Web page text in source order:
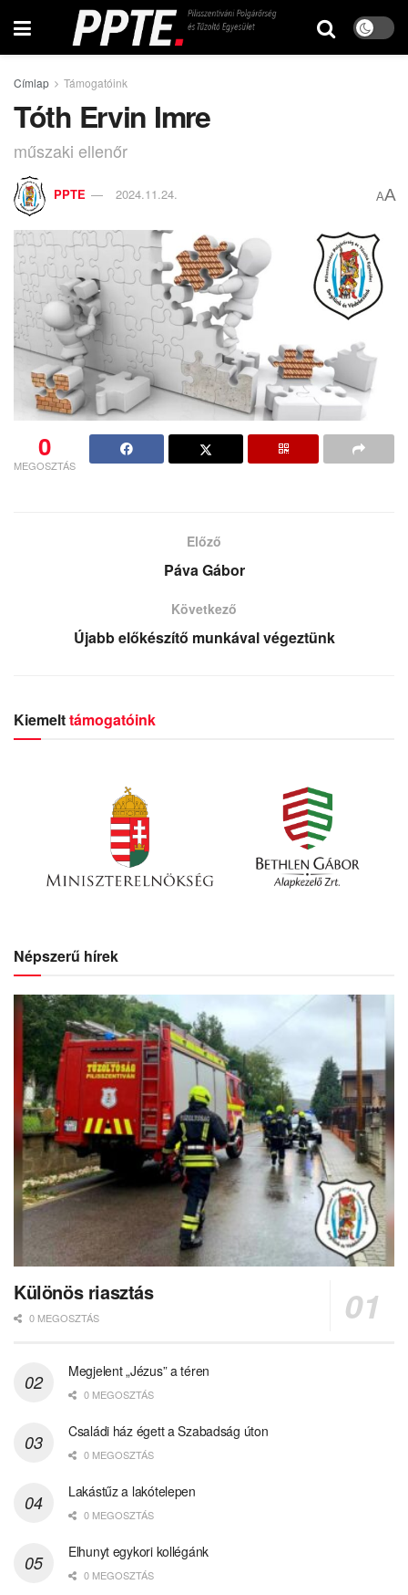
Címlap Támogatóink
Tóth Ervin Imre
műszaki ellenőr
PPTE 2024.11.24. AA
0
MEGOSZTÁS
Előző
Páva Gábor
Következő
Újabb előkészítő munkával végeztünk
Kiemelttámogatóink
Népszerű hírek
Különös riasztás
0 MEGOSZTÁS
Megjelent „Jézus” a téren
0 MEGOSZTÁS
Családi ház égett a Szabadság úton
0 MEGOSZTÁS
Lakástűz a lakótelepen
0 MEGOSZTÁS
Elhunyt egykori kollégánk
0 MEGOSZTÁS